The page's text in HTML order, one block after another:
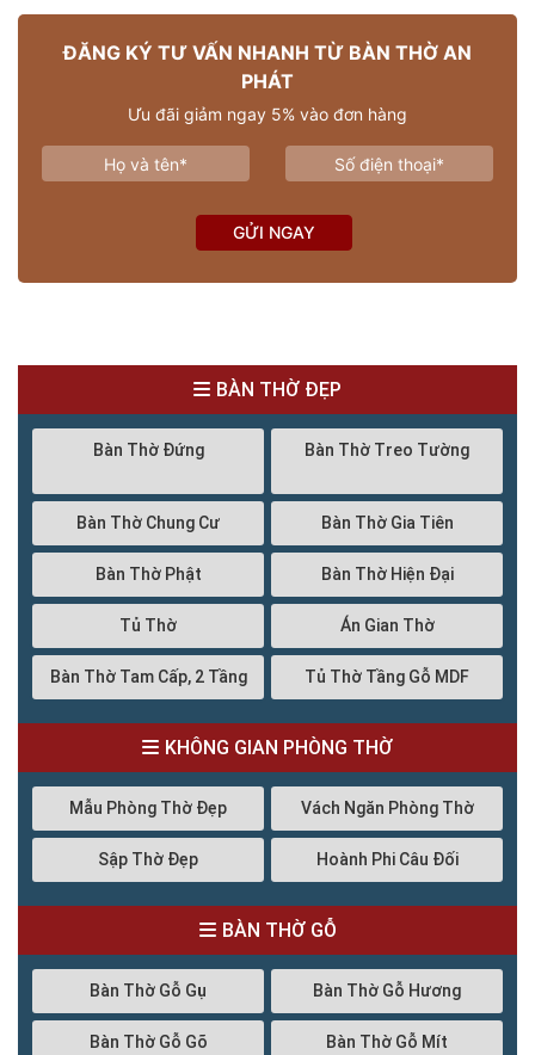
ĐĂNG KÝ TƯ VẤN NHANH TỪ BÀN THỜ AN
PHÁT
Ưu đãi giảm ngay 5% vào đơn hàng
GỬI NGAY
BÀN THỜ ĐẸP
Bàn Thờ Đứng Bàn Thờ Treo Tường
Bàn Thờ Chung Cư Bàn Thờ Gia Tiên
Bàn Thờ Phật Bàn Thờ Hiện Đại
Tủ Thờ Án Gian Thờ
Bàn Thờ Tam Cấp, 2 Tầng Tủ Thờ Tầng Gỗ MDF
KHÔNG GIAN PHÒNG THỜ
Mẫu Phòng Thờ Đẹp Vách Ngăn Phòng Thờ
Sập Thờ Đẹp Hoành Phi Câu Đối
BÀN THỜ GỖ
Bàn Thờ Gỗ Gụ Bàn Thờ Gỗ Hương
Bàn Thờ Gỗ Gõ Bàn Thờ Gỗ Mít